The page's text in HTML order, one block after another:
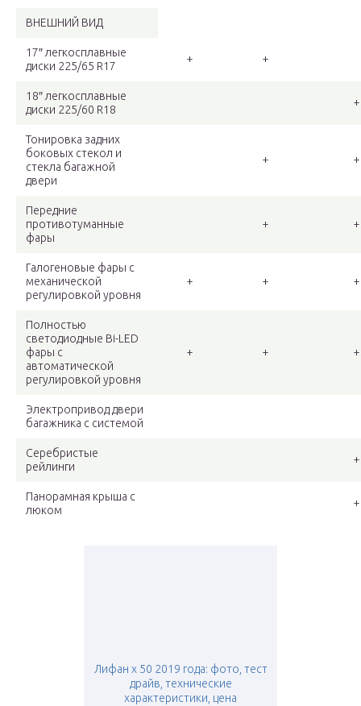
ВНЕШНИЙ ВИД
17″ легкосплавные
диски 225/65 R17
+ +
18″ легкосплавные
диски 225/60 R18
+
Тонировка задних
боковых стекол и
стекла багажной
двери
+ +
Передние
противотуманные
фары
+ +
Галогеновые фары с
механической
регулировкой уровня
+ + +
Полностью
светодиодные Bi-LED
фары с
автоматической
регулировкой уровня
+ + +
Электропривод двери
багажника с системой
Серебристые
рейлинги
+
Панорамная крыша с
люком
+
Лифан х 50 2019 года: фото, тест
драйв, технические
характеристики, цена